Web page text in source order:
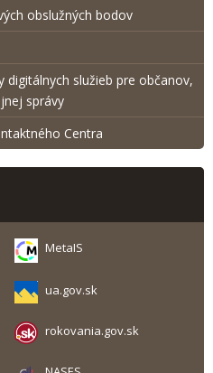
obslužných bodov
služieb pre občanov,
správy
Centra
MetaIS
ua.gov.sk
rokovania.gov.sk